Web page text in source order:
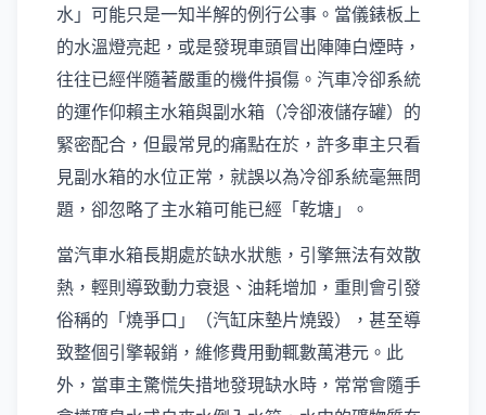
水」可能只是一知半解的例行公事。當儀錶板上
的水溫燈亮起，或是發現車頭冒出陣陣白煙時，
往往已經伴隨著嚴重的機件損傷。汽車冷卻系統
的運作仰賴主水箱與副水箱（冷卻液儲存罐）的
緊密配合，但最常見的痛點在於，許多車主只看
見副水箱的水位正常，就誤以為冷卻系統毫無問
題，卻忽略了主水箱可能已經「乾塘」。
當汽車水箱長期處於缺水狀態，引擎無法有效散
熱，輕則導致動力衰退、油耗增加，重則會引發
俗稱的「燒爭口」（汽缸床墊片燒毀），甚至導
致整個引擎報銷，維修費用動輒數萬港元。此
外，當車主驚慌失措地發現缺水時，常常會隨手